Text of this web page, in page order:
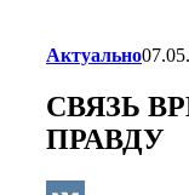
Актуально
СВЯЗЬ
ПРАВДУ